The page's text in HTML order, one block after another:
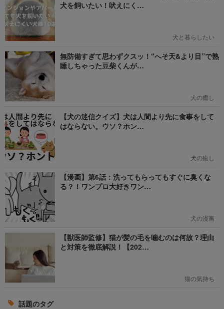
犬を飼いたい！吠えにく…
犬と暮らしたい
無防備すぎて思わずクスッ！“へそ天&より目”で熟
睡しちゃった豆柴くんが…
犬の癒し
【犬の迷信クイズ】犬は人間より先に食事をして
はならない。ウソ？ホン…
犬の癒し
【漫画】第6話：洗ってもらってもすぐに臭くな
る？！ワンプロ大好きワン…
犬の漫画
【獣医師監修】猫が髪の毛を噛むのは何故？理由
と対策を徹底解説！【202…
猫の気持ち
話題のタグ